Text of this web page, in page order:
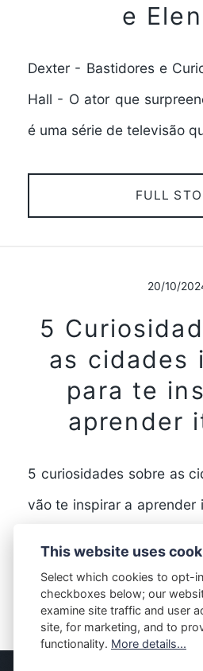
e
Dexter - Bastidores e
Hall - O ator que
é uma série de televisão
FULL
20/10/
5
as cidades
para te
aprender
5 curiosidades sobre as
vão te inspirar a aprender
FULL
This website uses
Select which cookies to opt-
checkboxes below; our
examine site traffic and user
site, for marketing, and to
functionality. More details...